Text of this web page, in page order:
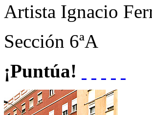
Artista Ignacio
Sección 6ªA
¡Puntúa!